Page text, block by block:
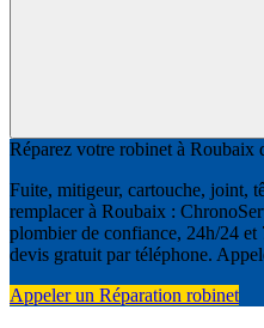
Réparez votre robinet à Roubaix
Fuite, mitigeur, cartouche, joint,
remplacer à Roubaix :
plombier de confiance, 24h/24
devis gratuit par téléphone.
Appeler un Réparation robinet